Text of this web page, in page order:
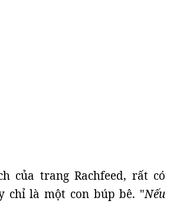
của trang Rachfeed, rất có
chỉ là một con búp bê. "Nếu